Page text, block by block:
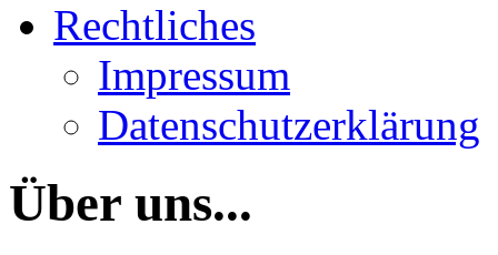
Rechtliches
Impressum
Datenschutzerklärung
Über uns...